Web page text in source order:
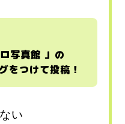
写真館 」の
をつけて投稿！
い